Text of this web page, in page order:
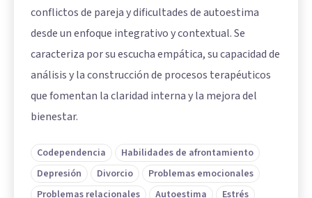
conflictos de pareja y dificultades de autoestima
desde un enfoque integrativo y contextual. Se
caracteriza por su escucha empática, su capacidad de
análisis y la construcción de procesos terapéuticos
que fomentan la claridad interna y la mejora del
bienestar.
Codependencia
Habilidades de afrontamiento
Depresión
Divorcio
Problemas emocionales
Problemas relacionales
Autoestima
Estrés